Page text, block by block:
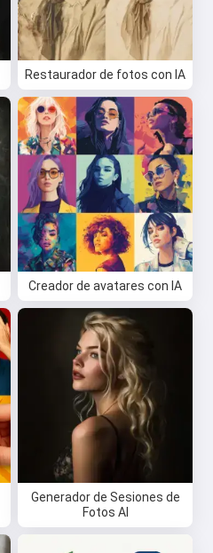
Restaurador de fotos con IA
Creador de avatares con IA
Generador de Sesiones de
Fotos AI